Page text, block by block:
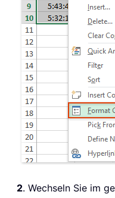
2. Wechseln Sie im